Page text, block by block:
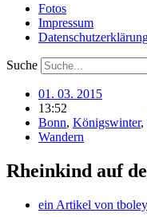
Fotos
Impressum
Suche
01. 03. 2015
13:52
Bonn, Königswinter,
Wandern
Rheinkind auf
ein Artikel von tboley